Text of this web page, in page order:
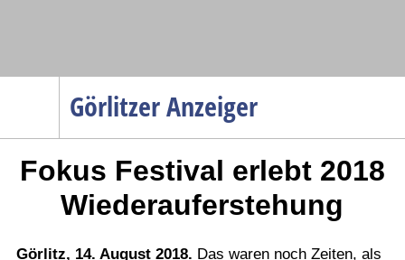
Görlitzer Anzeiger
Menüpunkte
Politik
Gesellschaft
Wirtschaft
Fokus Festival erlebt 2018
Wiederauferstehung
Görlitz, 14. August 2018. Das waren noch Zeiten, als